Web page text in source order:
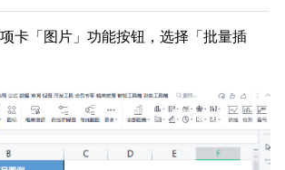
卡「图片」功能按钮，选择「批量插